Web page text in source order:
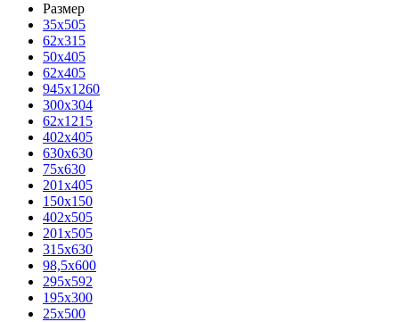
Размер
35х505
62x315
50x405
62х405
945x1260
300x304
62x1215
402x405
630x630
75x630
201x405
150x150
402x505
201x505
315x630
98,5х600
295x592
195х300
25x500